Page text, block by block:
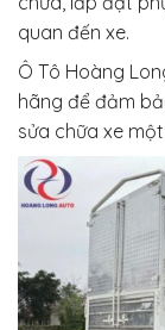
quan đến xe.
Ô Tô Hoàng
hãng để đảm
sửa chữa xe